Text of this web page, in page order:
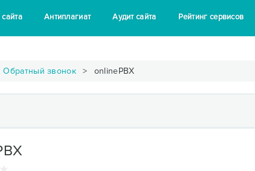
Антиплагиат Аудит сайта Рейтинг сервисов
Обратный звонок onlinePBX